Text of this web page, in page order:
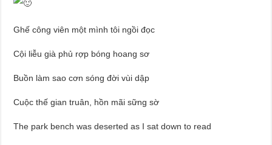
Ghế công viên một mình tôi ngồi đọc
Cội liễu già phủ rợp bóng hoang sơ
Buồn làm sao cơn sóng đời vùi dập
Cuộc thế gian truân, hồn mãi sững sờ
The park bench was deserted as I sat down to read